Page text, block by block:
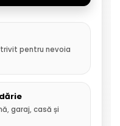
pentru nevoia
garaj, casă și